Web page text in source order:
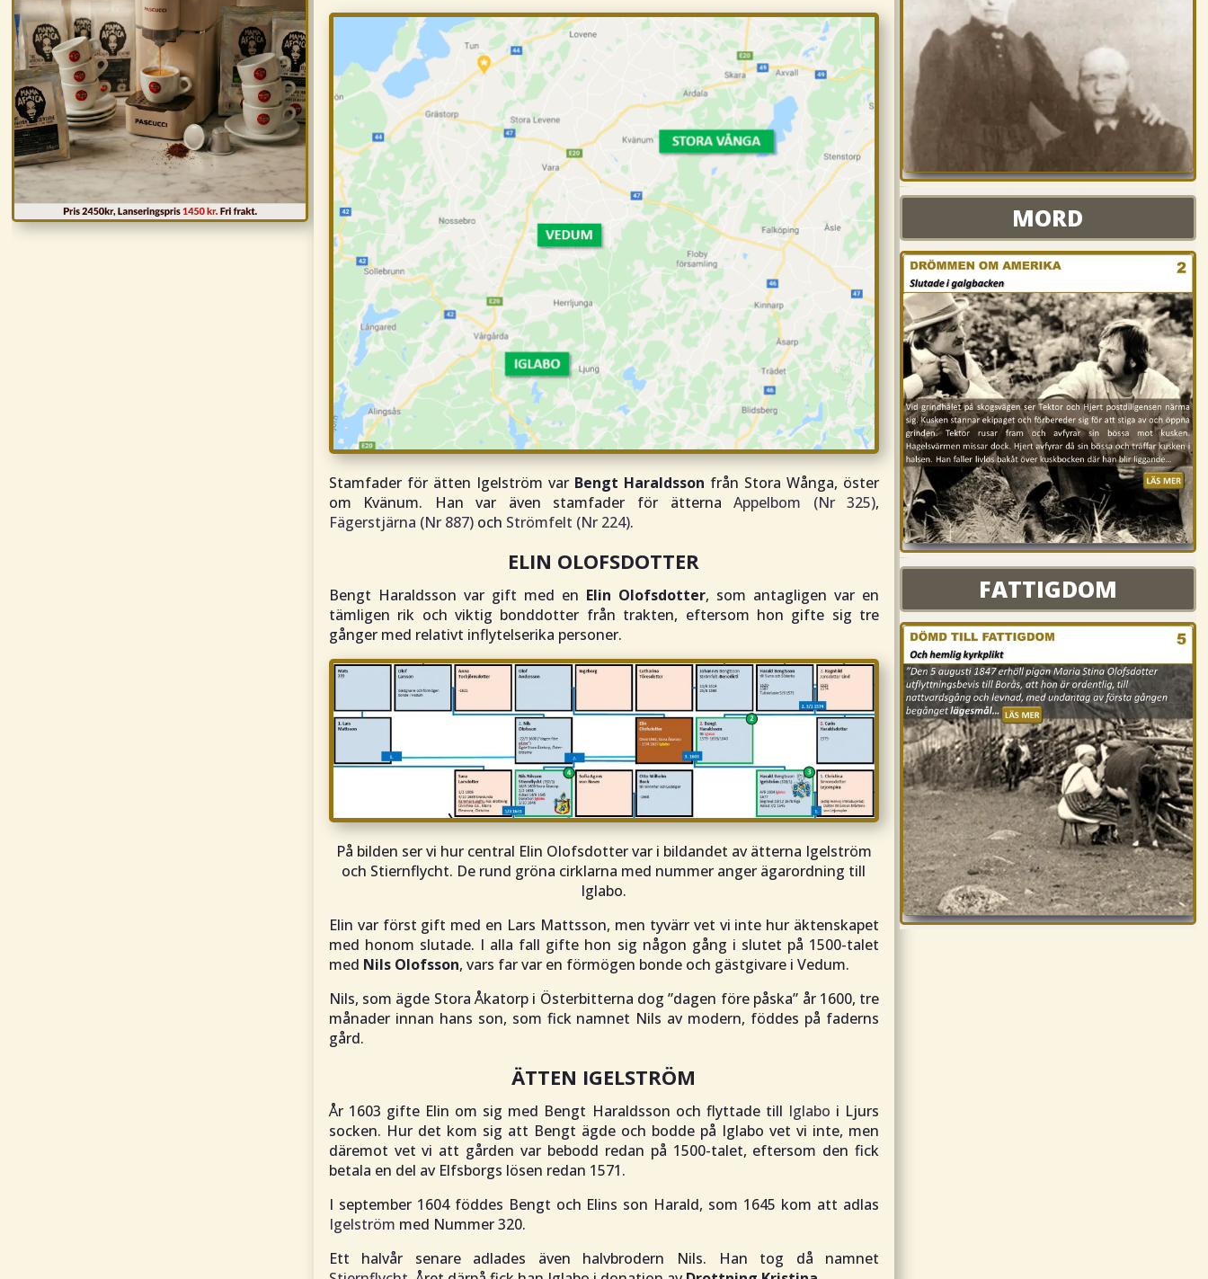
Stamfader för ätten Igelström var Bengt Haraldsson från Stora Wånga, öster
om Kvänum. Han var även stamfader för ätternaAppelbom (Nr 325),
Fägerstjärna (Nr 887)och Strömfelt (Nr 224).
ELIN OLOFSDOTTER
Bengt Haraldsson var gift med en Elin Olofsdotter, som antagligen var en
tämligen rik och viktig bonddotter från trakten, eftersom hon gifte sig tre
gånger med relativt inflytelserika personer.
På bilden ser vi hur central Elin Olofsdotter var i bildandet av ätterna Igelström
och Stiernflycht. De rund gröna cirklarna med nummer anger ägarordning till
Iglabo.
Elin var först gift med en Lars Mattsson, men tyvärr vet vi inte hur äktenskapet
med honom slutade. I alla fall gifte hon sig någon gång i slutet på 1500-talet
med Nils Olofsson, vars far var en förmögen bonde och gästgivare i Vedum.
Nils, som ägde Stora Åkatorp i Österbitterna dog ”dagen före påska” år 1600, tre
månader innan hans son, som fick namnet Nils av modern, föddes på faderns
gård.
ÄTTEN IGELSTRÖM
År 1603 gifte Elin om sig med Bengt Haraldsson och flyttade till Iglabo i Ljurs
socken. Hur det kom sig att Bengt ägde och bodde på Iglabo vet vi inte, men
däremot vet vi att gården var bebodd redan på 1500-talet, eftersom den fick
betala en del av Elfsborgs lösen redan 1571.
I september 1604 föddes Bengt och Elins son Harald, som 1645 kom att adlas
Igelström med Nummer 320.
Ett halvår senare adlades även halvbrodern Nils. Han tog då namnet
MORD
MORD
FATTIGDOM
FATTIGDOM